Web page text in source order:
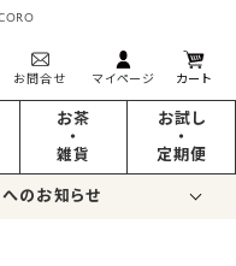
お問合せ マイページ カート
お茶
・
雑貨
お試し
・
定期便
のお知らせ